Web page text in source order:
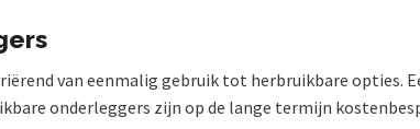
van eenmalig gebruik tot herbruikbare opties.
onderleggers zijn op de lange termijn